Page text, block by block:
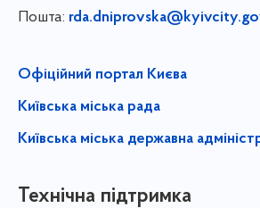
Пошта:
Офіційний портал Києва
Київська міська рада
Київська міська державна
Технічна підтримка